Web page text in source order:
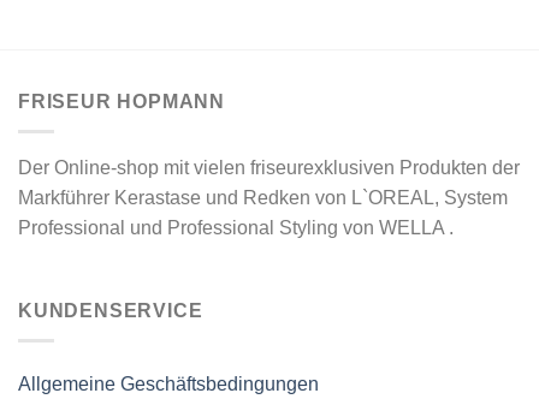
FRISEUR HOPMANN
Der Online-shop mit vielen friseurexklusiven Produkten der
Markführer Kerastase und Redken von L`OREAL, System
Professional und Professional Styling von WELLA .
KUNDENSERVICE
Allgemeine Geschäftsbedingungen